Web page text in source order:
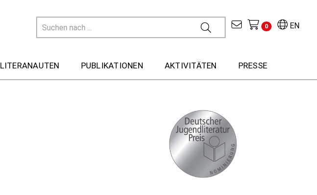
EN
0
LITERANAUTEN PUBLIKATIONEN AKTIVITÄTEN PRESSE